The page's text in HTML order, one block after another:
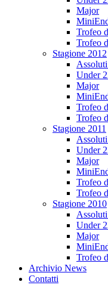
Major
Trofeo
Trofeo
Stagione 2012
Under
Major
Trofeo
Trofeo
Stagione 2011
Under
Major
Trofeo
Trofeo
Stagione 2010
Under
Major
Trofeo
Archivio News
Contatti